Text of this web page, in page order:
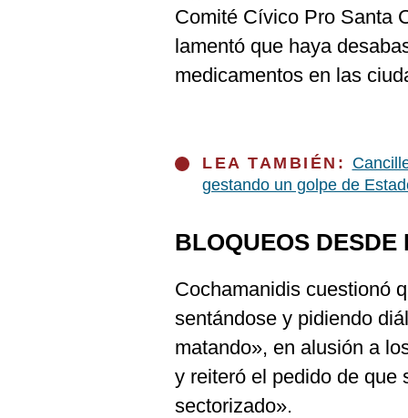
Comité Cívico Pro Santa
lamentó que haya
medicamentos en las
LEA TAMBIÉN:
gestando un golpe de
BLOQUEOS DESDE
Cochamanidis cuestionó
sentándose y pidiendo
matando», en alusión a
y reiteró el pedido de que
sectorizado».